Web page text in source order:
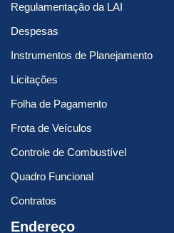
Regulamentação da LAI
Despesas
Instrumentos de Planejamento
Licitações
Folha de Pagamento
Frota de Veículos
Controle de Combustível
Quadro Funcional
Contratos
Endereço